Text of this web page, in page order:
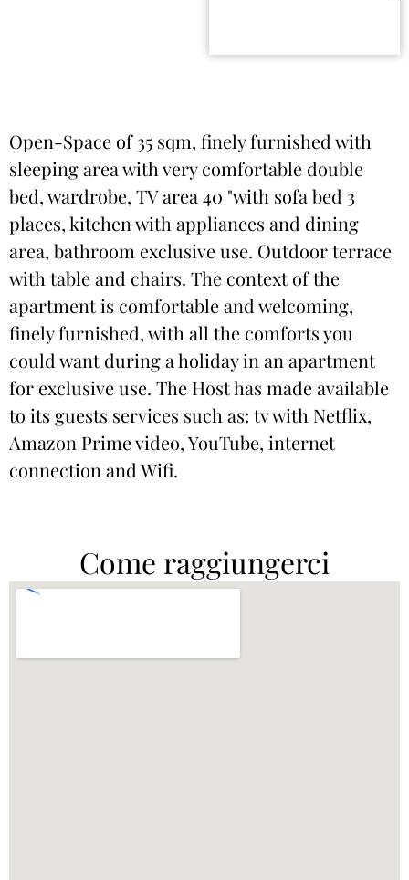
Open-Space of 35 sqm, finely furnished with
sleeping area with very comfortable double
bed, wardrobe, TV area 40 "with sofa bed 3
places, kitchen with appliances and dining
area, bathroom exclusive use. Outdoor terrace
with table and chairs. The context of the
apartment is comfortable and welcoming,
finely furnished, with all the comforts you
could want during a holiday in an apartment
for exclusive use. The Host has made available
to its guests services such as: tv with Netflix,
Amazon Prime video, YouTube, internet
connection and Wifi.
Come raggiungerci